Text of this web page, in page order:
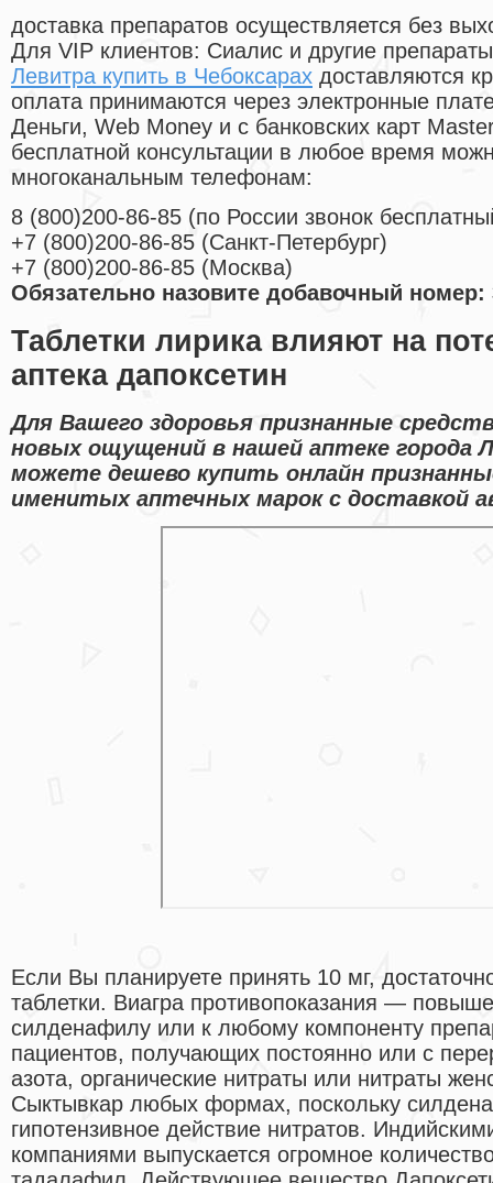
доставка препаратов осуществляется без
Для VIP клиентов: Сиалис и другие
Левитра купить в Чебоксарах доставляются
оплата принимаются через электронные
Деньги, Web Money и с банковских карт
бесплатной консультации в любое время
многоканальным телефонам:
8 (800)200-86-85 (по России звонок
+7 (800)200-86-85 (Санкт-Петербург)
+7 (800)200-86-85 (Москва)
Обязательно назовите добавочный номер:
Таблетки лирика влияют на
аптека дапоксетин
Для Вашего здоровья признанные
новых ощущений в нашей аптеке города
можете дешево купить онлайн
именитых аптечных марок с доставкой
Если Вы планируете принять 10 мг,
таблетки. Виагра противопоказания —
силденафилу или к любому компоненту
пациентов, получающих постоянно или с
азота, органические нитраты или нитраты
Сыктывкар любых формах, поскольку
гипотензивное действие нитратов.
компаниями выпускается огромное